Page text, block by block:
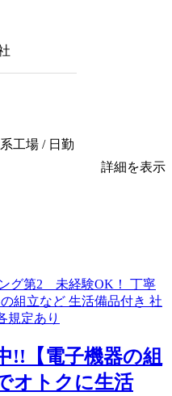
工場 / 日勤
詳細を表示
!!【電子機器の組
オトクに生活